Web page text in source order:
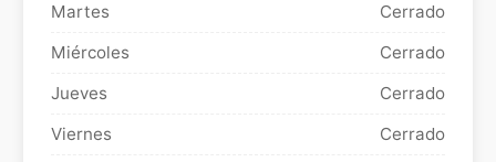
Martes
Cerrado
Miércoles
Cerrado
Jueves
Cerrado
Viernes
Cerrado